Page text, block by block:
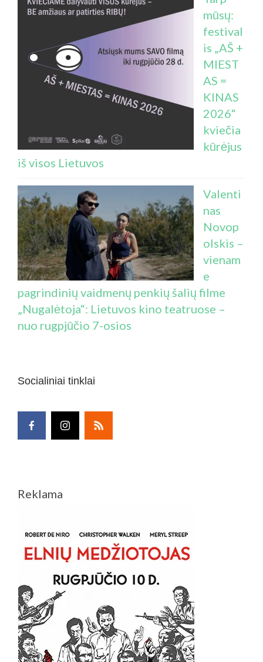
mūsų:
festival
is „AŠ +
MIEST
AS =
KINAS
2026“
kviečia
kūrėjus
iš visos Lietuvos
Valenti
nas
Novop
olskis –
vienam
e
pagrindinių vaidmenų penkių šalių filme
„Nugalėtoja“: Lietuvos kino teatruose –
nuo rugpjūčio 7-osios
Socialiniai tinklai
Reklama